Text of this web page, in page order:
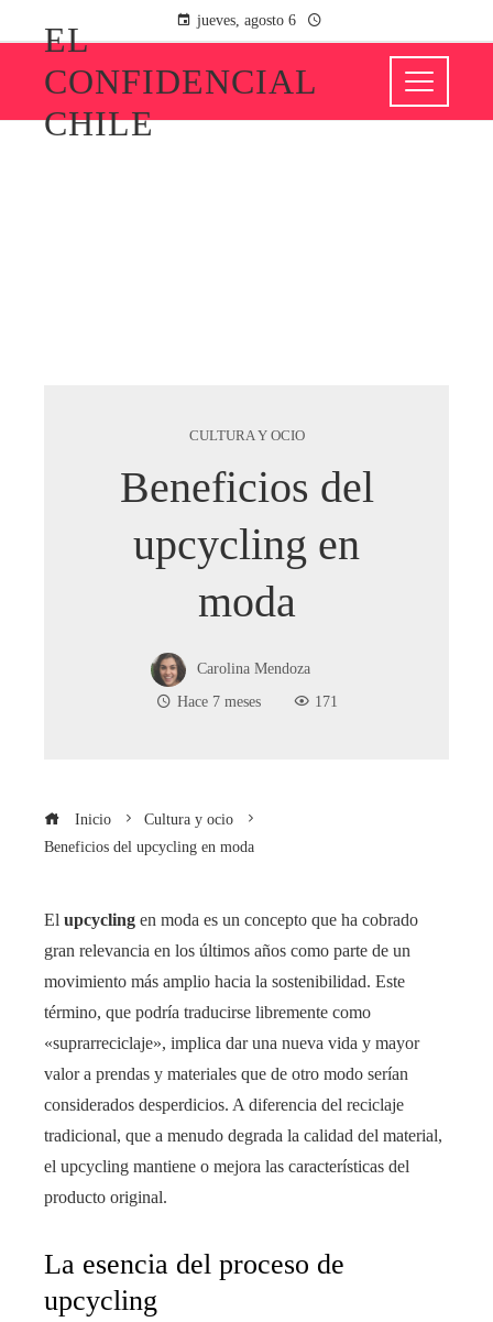
jueves, agosto 6
EL
CONFIDENCIAL
CHILE
CULTURA Y OCIO
Beneficios del
upcycling en
moda
Carolina Mendoza
Hace 7 meses
171
Inicio
Cultura y ocio
Beneficios del upcycling en moda
El upcycling en moda es un concepto que ha cobrado
gran relevancia en los últimos años como parte de un
movimiento más amplio hacia la sostenibilidad. Este
término, que podría traducirse libremente como
«suprarreciclaje», implica dar una nueva vida y mayor
valor a prendas y materiales que de otro modo serían
considerados desperdicios. A diferencia del reciclaje
tradicional, que a menudo degrada la calidad del material,
el upcycling mantiene o mejora las características del
producto original.
La esencia del proceso de
upcycling